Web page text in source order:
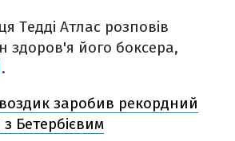
Тедді Атлас розповів
здоров'я його боксера,
.
заробив рекордний
Бетербієвим